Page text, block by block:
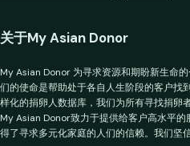
关于My Asian Donor
My Asian Donor 为寻求资源和期盼新生命
们的使命是帮助处于各自人生阶段的客户找
样化的捐卵人数据库，我们为所有寻找捐卵
My Asian Donor致力于提供给客户高水平
得了寻求多元化家庭的人们的信赖。我们坚